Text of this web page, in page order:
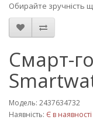
Обирайте зручність
Смарт-
Модель: 2437634732
Наявність: Є в наявності